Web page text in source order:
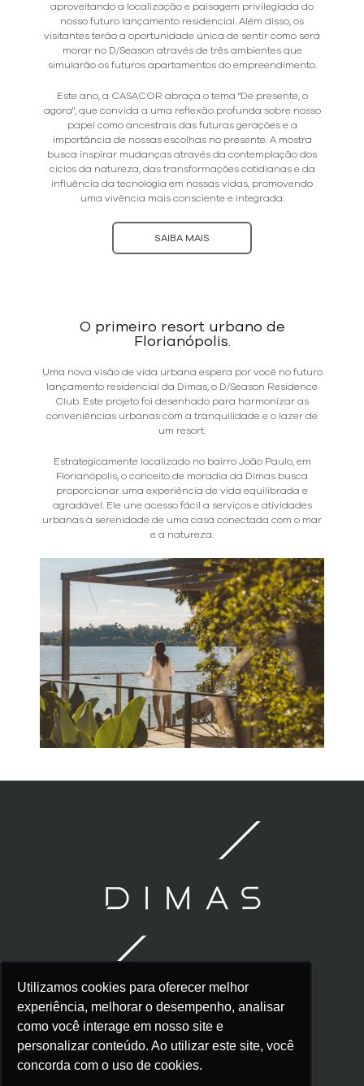
Utilizamos cookies para oferecer melhor
experiência, melhorar o desempenho, analisar
como você interage em nosso site e
personalizar conteúdo. Ao utilizar este site, você
concorda com o uso de cookies.
aproveitando a localização e paisagem privilegiada do
nosso futuro lançamento residencial. Além disso, os
visitantes terão a oportunidade única de sentir como será
morar no D/Season através de três ambientes que
simularão os futuros apartamentos do empreendimento.
Este ano, a CASACOR abraça o tema "De presente, o
agora", que convida a uma reflexão profunda sobre nosso
papel como ancestrais das futuras gerações e a
importância de nossas escolhas no presente. A mostra
busca inspirar mudanças através da contemplação dos
ciclos da natureza, das transformações cotidianas e da
influência da tecnologia em nossas vidas, promovendo
uma vivência mais consciente e integrada.
SAIBA MAIS
O primeiro resort urbano de
Florianópolis.
Uma nova visão de vida urbana espera por você no futuro
lançamento residencial da Dimas, o D/Season Residence
Club. Este projeto foi desenhado para harmonizar as
conveniências urbanas com a tranquilidade e o lazer de
um resort.
Estrategicamente localizado no bairro João Paulo, em
Florianópolis, o conceito de moradia da Dimas busca
proporcionar uma experiência de vida equilibrada e
agradável. Ele une acesso fácil a serviços e atividades
urbanas à serenidade de uma casa conectada com o mar
e a natureza.